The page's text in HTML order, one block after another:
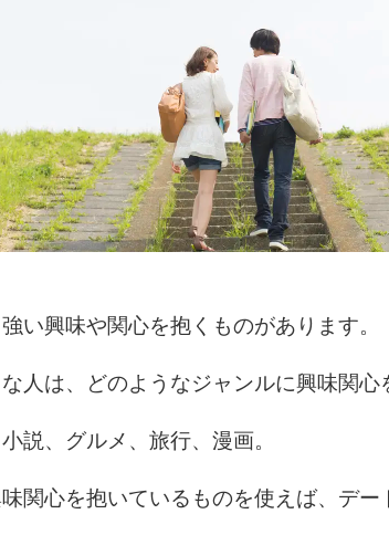
い興味や関心を抱くものがあります。
人は、どのようなジャンルに興味関心
説、グルメ、旅行、漫画。
関心を抱いているものを使えば、デー